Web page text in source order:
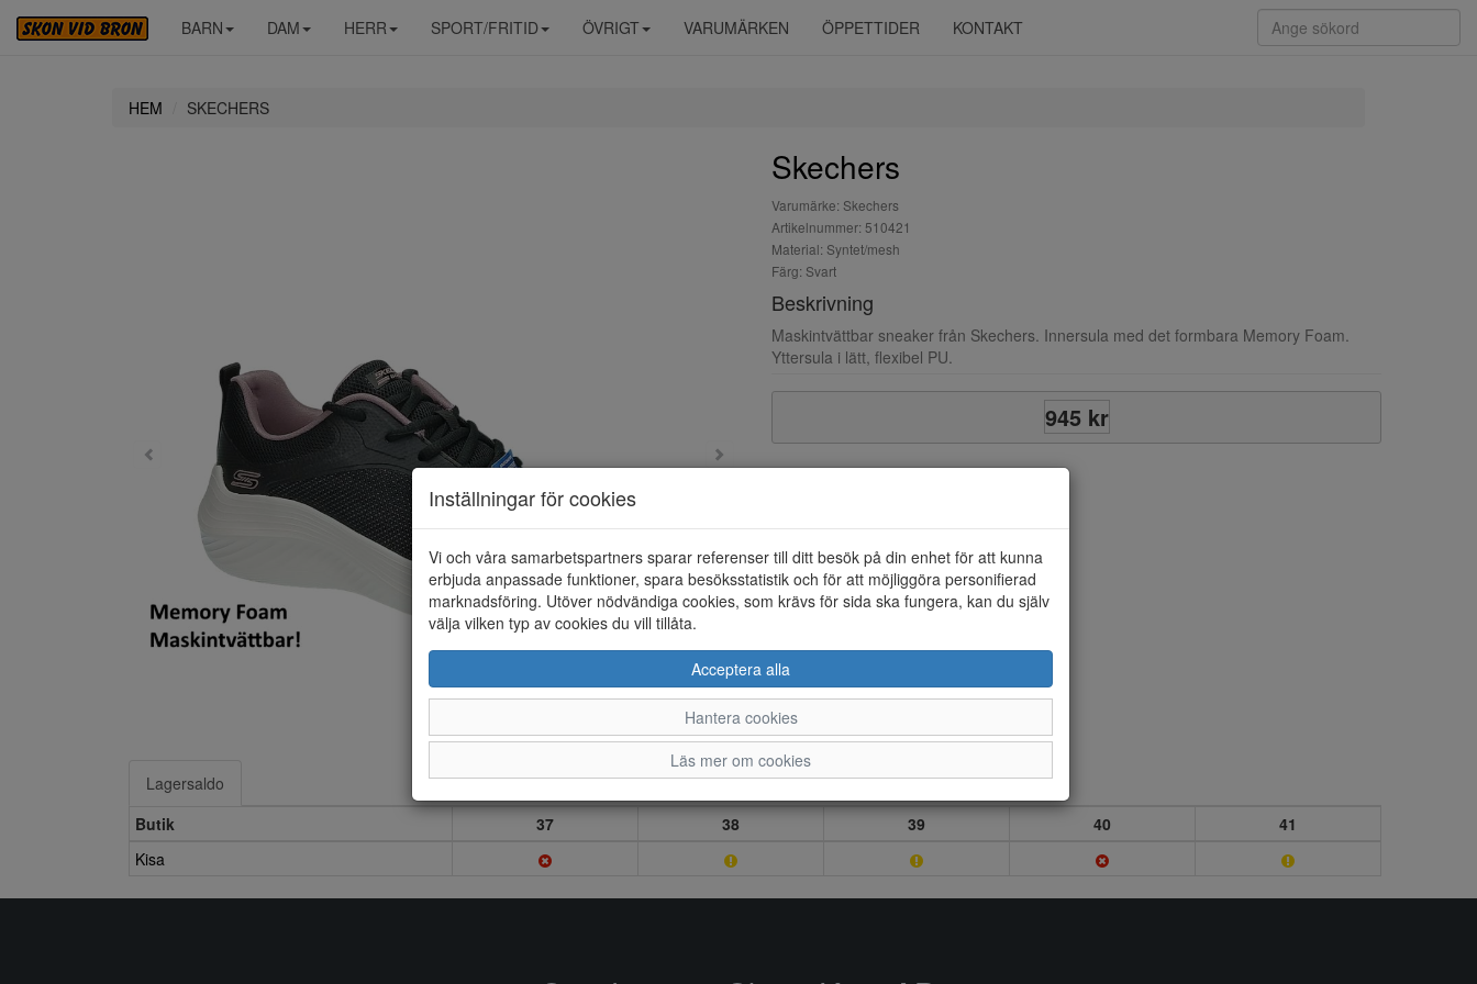
BARN DAM HERR SPORT/FRITID ÖVRIGT VARUMÄRKEN ÖPPETTIDER KONTAKT
HEM SKECHERS
Skechers
Varumärke: Skechers
Artikelnummer: 510421
Material: Syntet/mesh
Färg: Svart
Beskrivning
Maskintvättbar sneaker från Skechers. Innersula med det formbara Memory Foam.
Yttersula i lätt, flexibel PU.
945 kr
Lagersaldo
Butik
37 38 39 40
41
Kisa
Inställningar för cookies
Vi och våra samarbetspartners sparar referenser till ditt besök på din enhet för att kunna
erbjuda anpassade funktioner, spara besöksstatistik och för att möjliggöra personifierad
marknadsföring. Utöver nödvändiga cookies, som krävs för sida ska fungera, kan du själv
välja vilken typ av cookies du vill tillåta.
Acceptera alla
Hantera cookies
Läs mer om cookies